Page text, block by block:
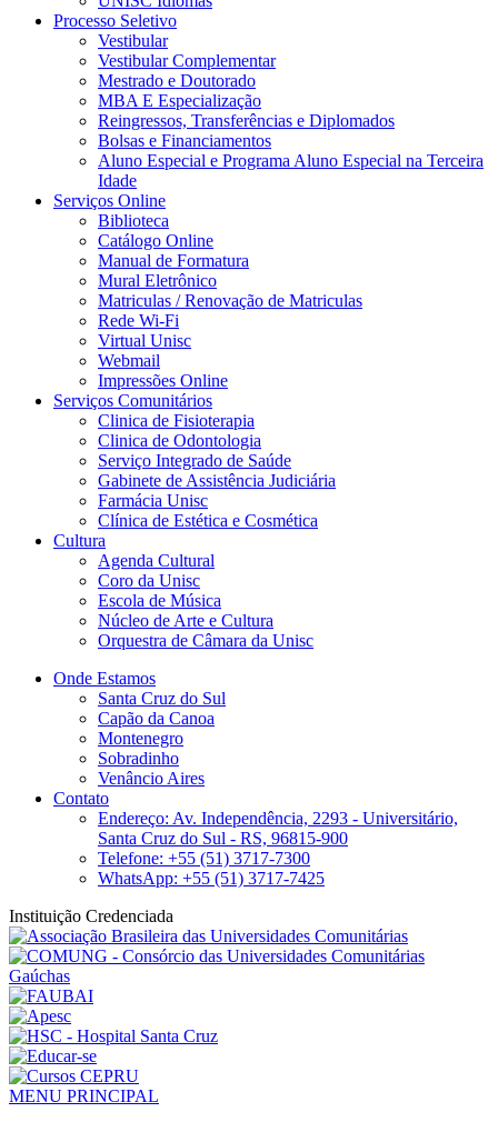
Processo Seletivo
Vestibular
Vestibular Complementar
Mestrado e Doutorado
MBA E Especialização
Reingressos, Transferências e Diplomados
Bolsas e Financiamentos
Aluno Especial e Programa Aluno Especial na Terceira
Idade
Serviços Online
Biblioteca
Catálogo Online
Manual de Formatura
Mural Eletrônico
Matriculas / Renovação de Matriculas
Rede Wi-Fi
Virtual Unisc
Webmail
Impressões Online
Serviços Comunitários
Clinica de Fisioterapia
Clinica de Odontologia
Serviço Integrado de Saúde
Gabinete de Assistência Judiciária
Farmácia Unisc
Clínica de Estética e Cosmética
Cultura
Agenda Cultural
Coro da Unisc
Escola de Música
Núcleo de Arte e Cultura
Orquestra de Câmara da Unisc
Onde Estamos
Santa Cruz do Sul
Capão da Canoa
Montenegro
Sobradinho
Venâncio Aires
Contato
Endereço: Av. Independência, 2293 - Universitário,
Santa Cruz do Sul - RS, 96815-900
Telefone: +55 (51) 3717-7300
WhatsApp: +55 (51) 3717-7425
Instituição Credenciada
MENU PRINCIPAL